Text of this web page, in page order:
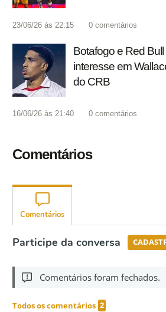
23/06/26 às 22:15 0 comentários
Botafogo e Red
interesse em
do CRB
16/06/26 às 21:40 0 comentários
Comentários